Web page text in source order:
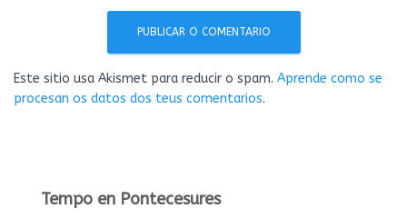
Este sitio usa Akismet para reducir o spam. Aprende como se
procesan os datos dos teus comentarios.
Tempo en Pontecesures